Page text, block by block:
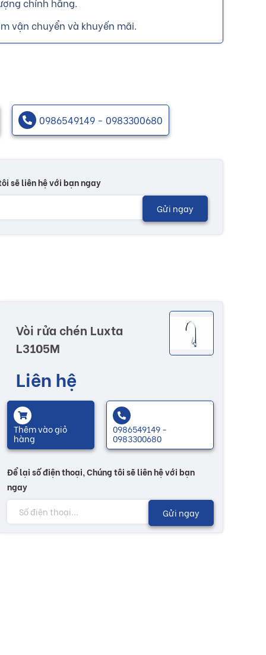
vận chuyển và khuyến mãi.
0986549149 - 0983300680
sẽ liên hệ với bạn ngay
Gửi ngay
Vòi rửa chén Luxta
L3105M
Liên hệ
Thêm vào giỏ
hàng
0986549149 -
0983300680
Để lại số điện thoại, Chúng tôi sẽ liên hệ với bạn
ngay
Gửi ngay